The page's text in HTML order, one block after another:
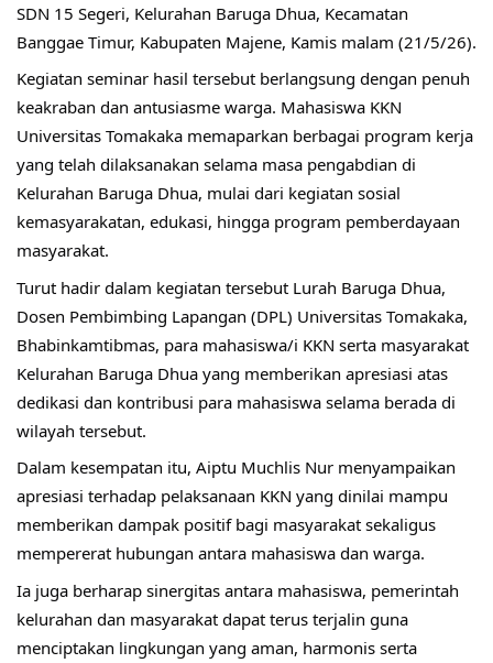
SDN 15 Segeri, Kelurahan Baruga Dhua, Kecamatan
Banggae Timur, Kabupaten Majene, Kamis malam (21/5/26).
Kegiatan seminar hasil tersebut berlangsung dengan penuh
keakraban dan antusiasme warga. Mahasiswa KKN
Universitas Tomakaka memaparkan berbagai program kerja
yang telah dilaksanakan selama masa pengabdian di
Kelurahan Baruga Dhua, mulai dari kegiatan sosial
kemasyarakatan, edukasi, hingga program pemberdayaan
masyarakat.
Turut hadir dalam kegiatan tersebut Lurah Baruga Dhua,
Dosen Pembimbing Lapangan (DPL) Universitas Tomakaka,
Bhabinkamtibmas, para mahasiswa/i KKN serta masyarakat
Kelurahan Baruga Dhua yang memberikan apresiasi atas
dedikasi dan kontribusi para mahasiswa selama berada di
wilayah tersebut.
Dalam kesempatan itu, Aiptu Muchlis Nur menyampaikan
apresiasi terhadap pelaksanaan KKN yang dinilai mampu
memberikan dampak positif bagi masyarakat sekaligus
mempererat hubungan antara mahasiswa dan warga.
Ia juga berharap sinergitas antara mahasiswa, pemerintah
kelurahan dan masyarakat dapat terus terjalin guna
menciptakan lingkungan yang aman, harmonis serta